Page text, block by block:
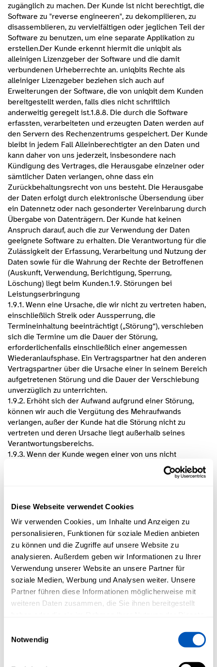
Diese Webseite verwendet Cookies
Wir verwenden Cookies, um Inhalte und Anzeigen zu
personalisieren, Funktionen für soziale Medien anbieten
zu können und die Zugriffe auf unsere Website zu
analysieren. Außerdem geben wir Informationen zu Ihrer
Verwendung unserer Website an unsere Partner für
soziale Medien, Werbung und Analysen weiter. Unsere
Partner führen diese Informationen möglicherweise mit
weiteren Daten zusammen, die Sie ihnen bereitgestellt
Notwendig
zugänglich zu machen. Der Kunde ist nicht berechtigt, die
Software zu "reverse engineeren", zu dekompilieren, zu
disassemblieren, zu vervielfältigen oder jeglichen Teil der
Software zu benutzen, um eine separate Applikation zu
erstellen.Der Kunde erkennt hiermit die uniqbit als
alleinigen Lizenzgeber der Software und die damit
verbundenen Urheberrechte an. uniqbits Rechte als
alleiniger Lizenzgeber beziehen sich auch auf
Erweiterungen der Software, die von uniqbit dem Kunden
bereitgestellt werden, falls dies nicht schriftlich
anderweitig geregelt ist.1.8.8. Die durch die Software
erfassten, verarbeiteten und erzeugten Daten werden auf
den Servern des Rechenzentrums gespeichert. Der Kunde
bleibt in jedem Fall Alleinberechtigter an den Daten und
kann daher von uns jederzeit, insbesondere nach
Kündigung des Vertrages, die Herausgabe einzelner oder
sämtlicher Daten verlangen, ohne dass ein
Zurückbehaltungsrecht von uns besteht. Die Herausgabe
der Daten erfolgt durch elektronische Übersendung über
ein Datennetz oder nach gesonderter Vereinbarung durch
Übergabe von Datenträgern. Der Kunde hat keinen
Anspruch darauf, auch die zur Verwendung der Daten
geeignete Software zu erhalten. Die Verantwortung für die
Zulässigkeit der Erfassung, Verarbeitung und Nutzung der
Daten sowie für die Wahrung der Rechte der Betroffenen
(Auskunft, Verwendung, Berichtigung, Sperrung,
Löschung) liegt beim Kunden.​1.9. Störungen bei
Leistungserbringung
1.9.1. Wenn eine Ursache, die wir nicht zu vertreten haben,
einschließlich Streik oder Aussperrung, die
Termineinhaltung beeinträchtigt („Störung“), verschieben
sich die Termine um die Dauer der Störung,
erforderlichenfalls einschließlich einer angemessen
Wiederanlaufsphase. Ein Vertragspartner hat den anderen
Vertragspartner über die Ursache einer in seinem Bereich
aufgetretenen Störung und die Dauer der Verschiebung
unverzüglich zu unterrichten.
1.9.2. Erhöht sich der Aufwand aufgrund einer Störung,
können wir auch die Vergütung des Mehraufwands
verlangen, außer der Kunde hat die Störung nicht zu
vertreten und deren Ursache liegt außerhalb seines
Verantwortungsbereichs.
1.9.3. Wenn der Kunde wegen einer von uns nicht
ordnungsgemäßen Leistung vom Vertrag zurücktreten
und/oder Schadensersatz statt der Leistung verlangen
schriftlich erklären, ob er diese Rechte geltend macht
oder weiterhin die Leistungserbringung wünscht. Bei
einem Rücktritt hat der Kunde uns den Wert zuvor
bestehender Nutzungsmöglichkeiten zu erstatten;
Gleiches gilt für Verschlechterungen durch
bestimmungsgemäßen Gebrauch.
1.9.4. Geraten wir mit der Leistungserbringung in Verzug,
ist der Schadens- und Aufwendungsersatz des Kunden
wegen des Verzugs für jede vollendete Woche des
Verzugs beschränkt auf 0,5 % des Preises für den Teil der
höchstens 5 % dieses Preises. Dies gilt nicht, soweit ein
Verzug auf unsere grobe Fahrlässigkeit oder unseren